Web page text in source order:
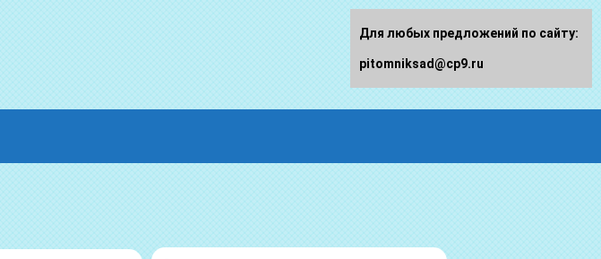
Для любых предложений по сайту:
pitomniksad@cp9.ru